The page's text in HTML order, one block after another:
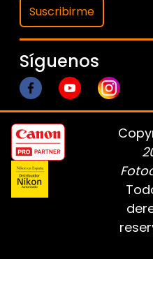
Suscribirme
Síguenos